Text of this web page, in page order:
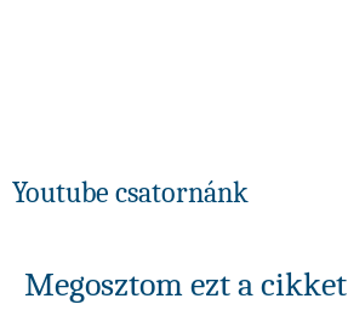
Youtube csatornánk
Megosztom ezt a cikket